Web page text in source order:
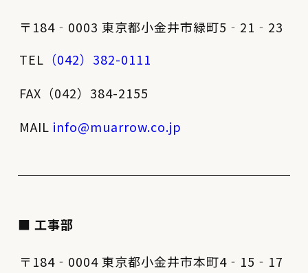
〒184‐0003 東京都小金井市緑町5‐21‐23
TEL （042）382-0111
FAX（042）384-2155
MAIL info@muarrow.co.jp
■ 工事部
〒184‐0004 東京都小金井市本町4‐15‐17